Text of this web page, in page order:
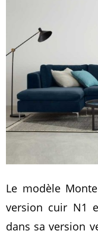
Le modèle
version cuir N1
dans sa version